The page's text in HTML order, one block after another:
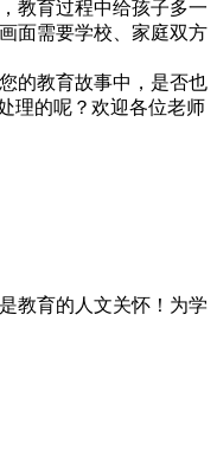
教育过程中给孩子多一
面需要学校、家庭双方
的教育故事中，是否也
理的呢？欢迎各位老师
教育的人文关怀！为学